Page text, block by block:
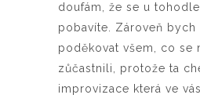
doufám, že se u
pobavíte. Zároveň bych
poděkovat všem, co se
zůčastnili, protože ta
improvizace která ve